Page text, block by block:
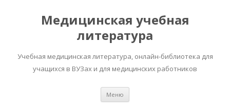
Медицинская учебная
литература
Учебная медицинская литература, онлайн-библиотека для
учащихся в ВУЗах и для медицинских работников
Меню